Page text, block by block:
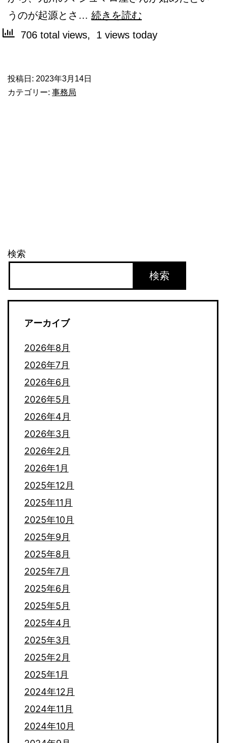
うのが起源とさ… 続きを読む
日
化！
706 total views, 1 views today
投稿日: 2023年3月14日
カテゴリー: 事務局
検索
検索
アーカイブ
2026年8月
2026年7月
2026年6月
2026年5月
2026年4月
2026年3月
2026年2月
2026年1月
2025年12月
2025年11月
2025年10月
2025年9月
2025年8月
2025年7月
2025年6月
2025年5月
2025年4月
2025年3月
2025年2月
2025年1月
2024年12月
2024年11月
2024年10月